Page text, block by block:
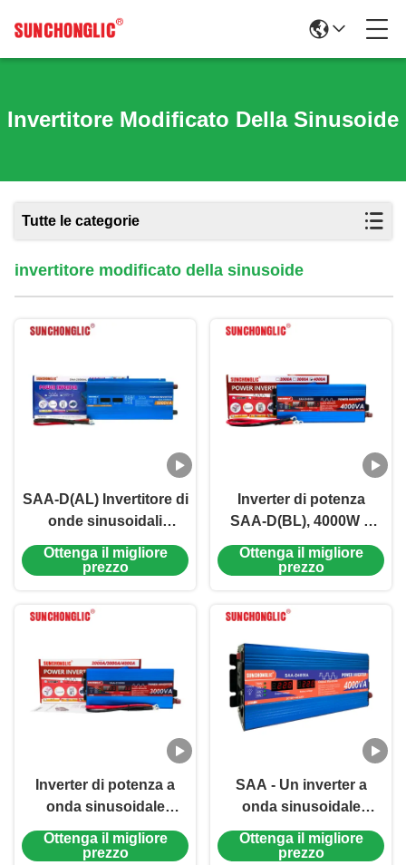
Invertitore Modificato Della Sinusoide
Tutte le categorie
invertitore modificato della sinusoide
SAA-D(AL) Invertitore di
onde sinusoidali
modificato da 5000 W,
display a LED, usb,
da 12V a 220V
Ottenga il migliore
prezzo
Inverter di potenza
SAA-D(BL), 4000W a
onda sinusoidale
modificata, dotato di
conversione da 24V a
Ottenga il migliore
prezzo
Inverter di potenza a
onda sinusoidale
modificata SAA-D(BL)
3000W, con porta USB
Ottenga il migliore
prezzo
SAA - Un inverter a
onda sinusoidale
modificata da 4000W
con capacità di
Ottenga il migliore
prezzo